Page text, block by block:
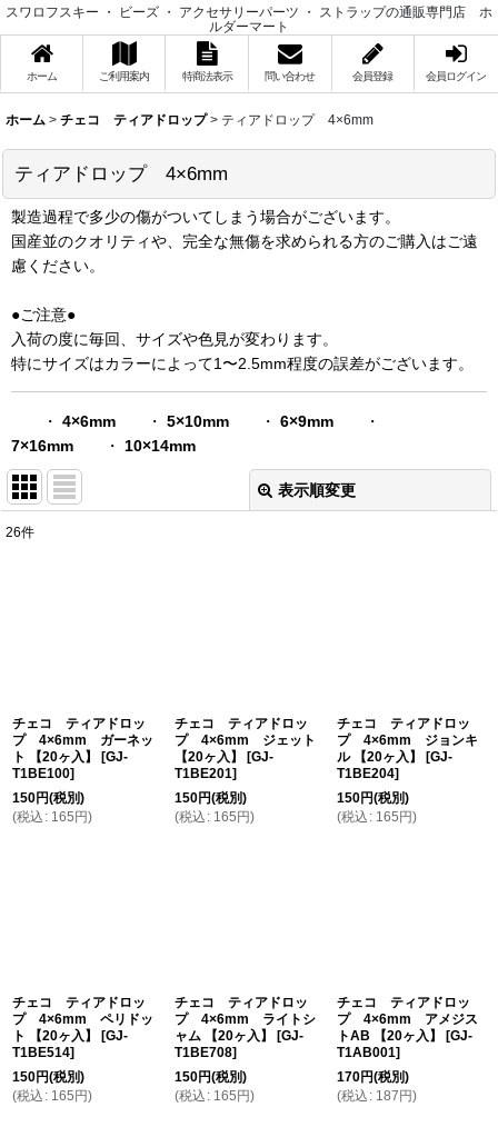
スワロフスキー ・ ビーズ ・ アクセサリーパーツ ・ ストラップの通販専門店 ホ
ルダーマート
ホーム ご利用案内 特商法表示 問い合わせ 会員登録 会員ログイン
ホーム > チェコ ティアドロップ > ティアドロップ 4×6mm
ティアドロップ 4×6mm
製造過程で多少の傷がついてしまう場合がございます。
国産並のクオリティや、完全な無傷を求められる方のご購入はご遠
慮ください。
●ご注意●
入荷の度に毎回、サイズや色見が変わります。
特にサイズはカラーによって1〜2.5mm程度の誤差がございます。
・ 4×6mm ・ 5×10mm ・ 6×9mm ・
7×16mm ・ 10×14mm
表示順変更
絞り込む
26件
チェコ ティアドロッ
プ 4×6mm ガーネッ
ト 【20ヶ入】
[GJ-
T1BE100]
150円(税別)
(税込 : 165 円)
チェコ ティアドロッ
プ 4×6mm ジェット
【20ヶ入】
[GJ-
T1BE201]
150円(税別)
(税込 : 165 円)
チェコ ティアドロッ
プ 4×6mm ジョンキ
ル 【20ヶ入】
[GJ-
T1BE204]
150円(税別)
(税込 : 165 円)
チェコ ティアドロッ
プ 4×6mm ペリドッ
ト 【20ヶ入】
[GJ-
T1BE514]
150円(税別)
(税込 : 165 円)
チェコ ティアドロッ
プ 4×6mm ライトシ
ャム 【20ヶ入】
[GJ-
T1BE708]
150円(税別)
(税込 : 165 円)
チェコ ティアドロッ
プ 4×6mm アメジス
トAB 【20ヶ入】
[GJ-
T1AB001]
170円(税別)
(税込 : 187 円)